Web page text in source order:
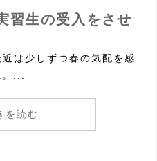
習生の受入をさせ
は少しずつ春の気配を感
...
を読む